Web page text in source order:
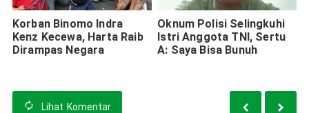
Korban Binomo Indra
Kenz Kecewa, Harta Raib
Dirampas Negara
Oknum Polisi Selingkuhi
Istri Anggota TNI, Sertu
A: Saya Bisa Bunuh
Lihat Komentar